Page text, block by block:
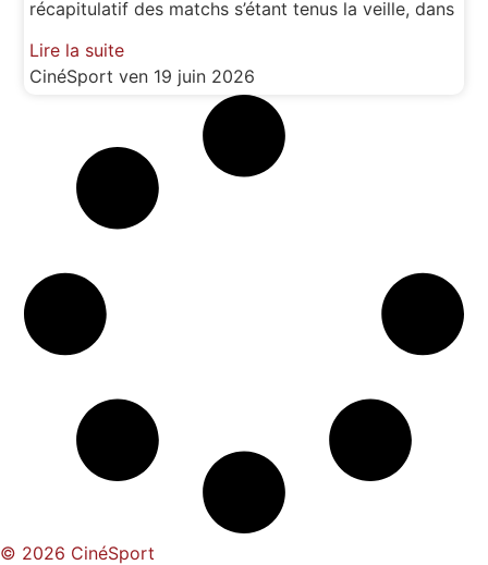
récapitulatif des matchs s’étant tenus la veille, dans
Lire la suite
CinéSportven 19 juin 2026
© 2026 CinéSport